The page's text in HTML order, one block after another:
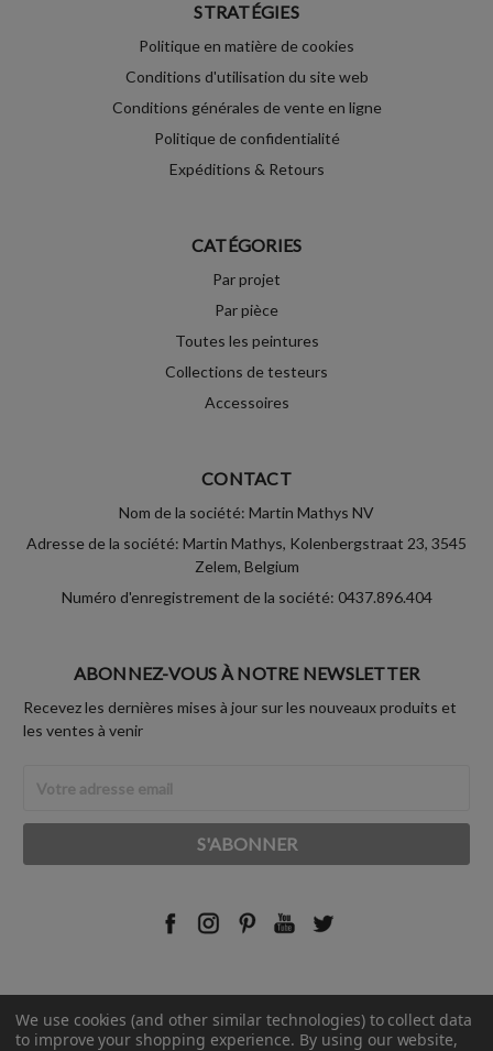
STRATÉGIES
Politique en matière de cookies
Conditions d'utilisation du site web
Conditions générales de vente en ligne
Politique de confidentialité
Expéditions & Retours
CATÉGORIES
Par projet
Par pièce
Toutes les peintures
Collections de testeurs
Accessoires
CONTACT
Nom de la société: Martin Mathys NV
Adresse de la société: Martin Mathys, Kolenbergstraat 23, 3545
Zelem, Belgium
Numéro d'enregistrement de la société: 0437.896.404
ABONNEZ-VOUS À NOTRE NEWSLETTER
Recevez les dernières mises à jour sur les nouveaux produits et
les ventes à venir
Email
© 2026 Rust-Oleum France.
We use cookies (and other similar technologies) to collect data
to improve your shopping experience. By using our website,